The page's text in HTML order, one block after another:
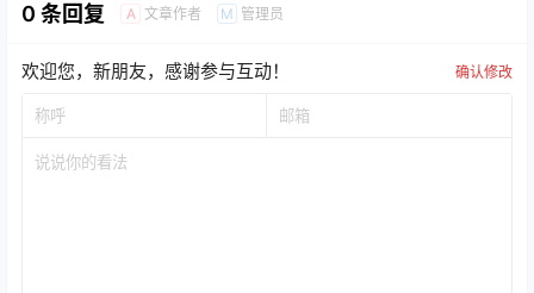
0 条回复 A 文章作者 M 管理员
欢迎您，新朋友，感谢参与互动！ 确认修改